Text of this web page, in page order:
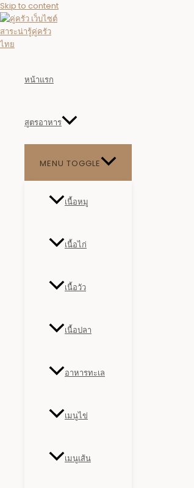
Skip to content
หน้าแรก
สูตรอาหาร
MENU TOGGLE
เนื้อหมู
เนื้อไก่
เนื้อวัว
เนื้อปลา
อาหารทะเล
เมนูไข่
เมนูเส้น